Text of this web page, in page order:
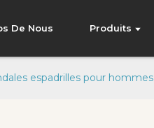
De Nous Produits
espadrilles pour hommes